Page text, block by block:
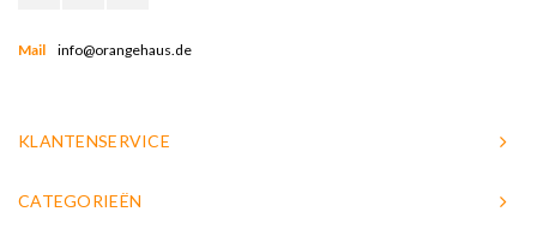
Mail info@orangehaus.de
KLANTENSERVICE
CATEGORIEËN